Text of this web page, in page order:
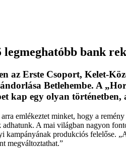
legmeghatóbb bank
az Erste Csoport, Kelet-
Betlehembe. A
kap egy olyan
emlékeztet minket, hogy a remény
A mai világban nagyon
kampányának produkciós felelőse.
megváltoztathat.”